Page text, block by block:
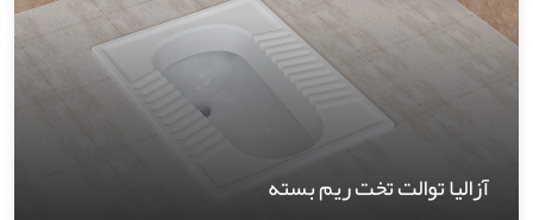
آزالیا توالت تخت ریم بسته